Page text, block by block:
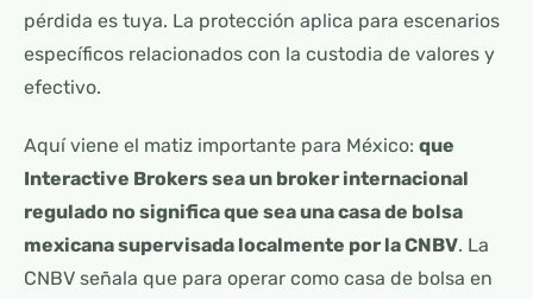
pérdida es tuya. La protección aplica para escenarios
específicos relacionados con la custodia de valores y
efectivo.
Aquí viene el matiz importante para México: que
Interactive Brokers sea un broker internacional
regulado no significa que sea una casa de bolsa
mexicana supervisada localmente por la CNBV. La
CNBV señala que para operar como casa de bolsa en